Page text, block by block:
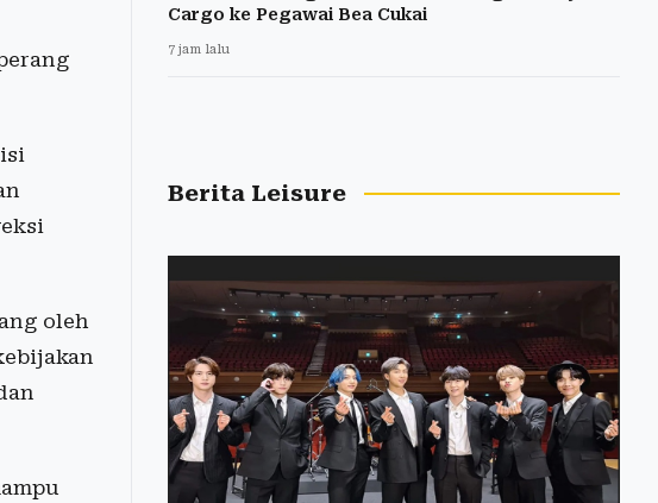
oleh
Cargo ke Pegawai Bea Cukai
7 jam lalu
Berita Leisure